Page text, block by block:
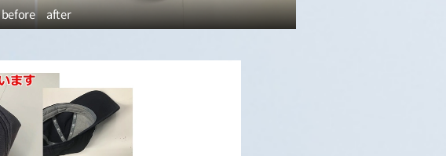
before after